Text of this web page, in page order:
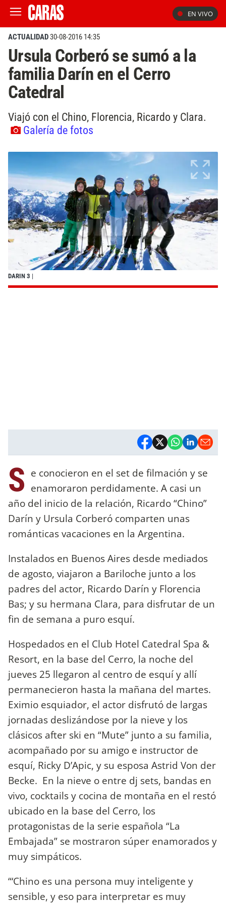
EN VIVO
ACTUALIDAD30-08-2016 14:35
Ursula Corberó se sumó a la
familia Darín en el Cerro
Catedral
Viajó con el Chino, Florencia, Ricardo y Clara.
Galería de fotos
DARIN 3 |
S e conocieron en el set de filmación y se
enamoraron perdidamente. A casi un
año del inicio de la relación, Ricardo “Chino”
Darín y Ursula Corberó comparten unas
románticas vacaciones en la Argentina.
Instalados en Buenos Aires desde mediados
de agosto, viajaron a Bariloche junto a los
padres del actor, Ricardo Darín y Florencia
Bas; y su hermana Clara, para disfrutar de un
fin de semana a puro esquí.
Hospedados en el Club Hotel Catedral Spa &
Resort, en la base del Cerro, la noche del
jueves 25 llegaron al centro de esquí y allí
permanecieron hasta la mañana del martes.
Eximio esquiador, el actor disfrutó de largas
jornadas deslizándose por la nieve y los
clásicos after ski en “Mute” junto a su familia,
acompañado por su amigo e instructor de
esquí, Ricky D’Apic, y su esposa Astrid Von der
Becke. En la nieve o entre dj sets, bandas en
vivo, cocktails y cocina de montaña en el restó
ubicado en la base del Cerro, los
protagonistas de la serie española “La
Embajada” se mostraron súper enamorados y
muy simpáticos.
“‘Chino es una persona muy inteligente y
sensible, y eso para interpretar es muy